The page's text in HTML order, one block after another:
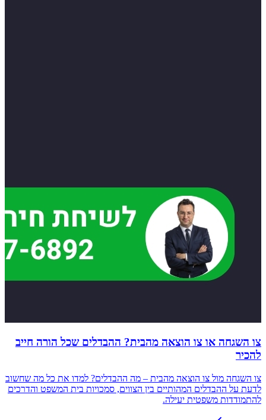
צו השגחה או צו הוצאה מהבית? ההבדלים שכל הורה חייב
להכיר
צו השגחה מול צו הוצאה מהבית – מה ההבדלים? למדו את כל מה שחשוב
לדעת על ההבדלים המהותיים בין הצווים, סמכויות בית המשפט והדרכים
להתמודדות משפטית יעילה.